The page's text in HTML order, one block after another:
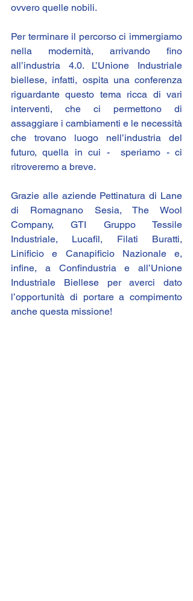
ovvero quelle nobili.
Per terminare il percorso ci immergiamo
nella modernità, arrivando fino
all’industria 4.0. L’Unione Industriale
biellese, infatti, ospita una conferenza
riguardante questo tema ricca di vari
interventi, che ci permettono di
assaggiare i cambiamenti e le necessità
che trovano luogo nell’industria del
futuro, quella in cui -  speriamo - ci
ritroveremo a breve.
Grazie alle aziende Pettinatura di Lane
di Romagnano Sesia, The Wool
Company, GTI Gruppo Tessile
Industriale, Lucafil, Filati Buratti,
Linificio e Canapificio Nazionale e,
infine, a Confindustria e all’Unione
Industriale Biellese per averci dato
l’opportunità di portare a compimento
anche questa missione!